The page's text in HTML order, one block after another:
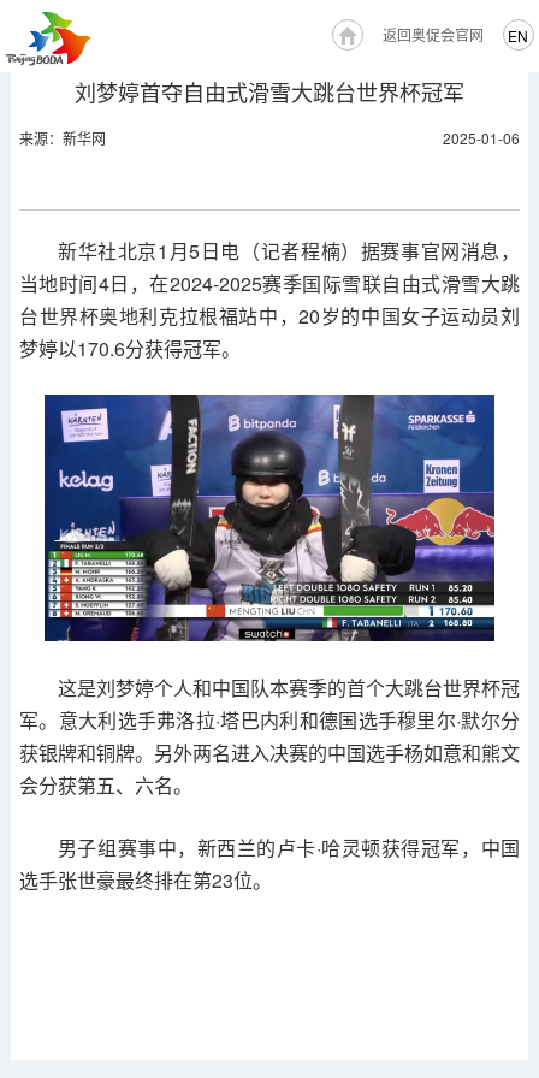
EN
返回奥促会官网
刘梦婷首夺自由式滑雪大跳台世界杯冠军
来源：新华网 2025-01-06
新华社北京1月5日电（记者程楠）据赛事官网消息，
当地时间4日，在2024-2025赛季国际雪联自由式滑雪大跳
台世界杯奥地利克拉根福站中，20岁的中国女子运动员刘
梦婷以170.6分获得冠军。
这是刘梦婷个人和中国队本赛季的首个大跳台世界杯冠
军。意大利选手弗洛拉·塔巴内利和德国选手穆里尔·默尔分
获银牌和铜牌。另外两名进入决赛的中国选手杨如意和熊文
会分获第五、六名。
男子组赛事中，新西兰的卢卡·哈灵顿获得冠军，中国
选手张世豪最终排在第23位。